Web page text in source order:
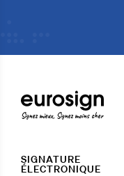
Signez mieux, Signez moins cher
SIGNATURE
ÉLECTRONIQUE